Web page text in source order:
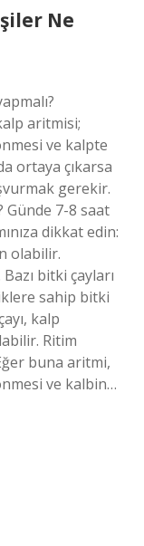
Ne
aritmisi;
ve kalpte
ortaya çıkarsa
gerekir.
Günde 7-8 saat
dikkat edin:
olabilir.
bitki çayları
sahip bitki
kalp
Ritim
buna aritmi,
ve kalbin…